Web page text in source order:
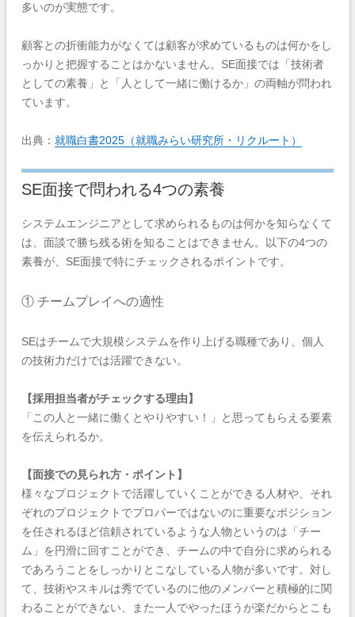
多いのが実態です。
顧客との折衝能力がなくては顧客が求めているものは何かをし
っかりと把握することはかないません。SE面接では「技術者
としての素養」と「人として一緒に働けるか」の両軸が問われ
ています。
出典： 就職白書2025（就職みらい研究所・リクルート）
SE面接で問われる4つの素養
システムエンジニアとして求められるものは何かを知らなくて
は、面談で勝ち残る術を知ることはできません。以下の4つの
素養が、SE面接で特にチェックされるポイントです。
① チームプレイへの適性
SEはチームで大規模システムを作り上げる職種であり、個人
の技術力だけでは活躍できない。
【採用担当者がチェックする理由】
「この人と一緒に働くとやりやすい！」と思ってもらえる要素
を伝えられるか。
【面接での見られ方・ポイント】
様々なプロジェクトで活躍していくことができる人材や、それ
ぞれのプロジェクトでプロパーではないのに重要なポジション
を任されるほど信頼されているような人物というのは「チー
ム」を円滑に回すことができ、チームの中で自分に求められる
であろうことをしっかりとこなしている人物が多いです。対し
て、技術やスキルは秀でているのに他のメンバーと積極的に関
わることができない、また一人でやったほうが楽だからとこも